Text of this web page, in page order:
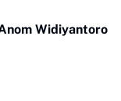
Widiyantoro